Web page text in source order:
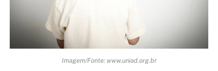
Imagem/Fonte: www.uniad.org.br